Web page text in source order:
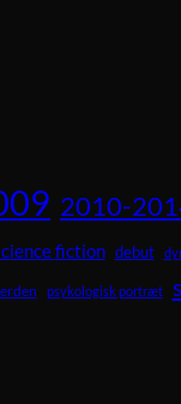
2010-
fiction debut
psykologisk portræt